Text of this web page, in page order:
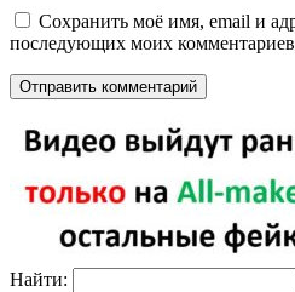
Сохранить моё имя, email и
последующих моих
Найти: